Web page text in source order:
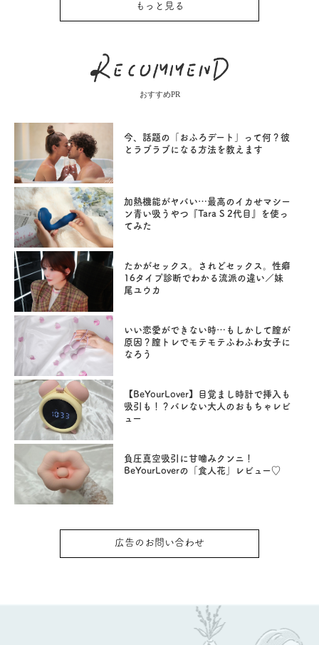
もっと見る
おすすめPR
今、話題の「おふろデート」って何？彼
とラブラブになる方法を教えます
加熱機能がヤバい…最高のイカせマシー
ン青い吸うやつ『Tara S 2代目』を使っ
てみた
たかがセックス。されどセックス。性癖
16タイプ診断でわかる流派の違い／妹
尾ユウカ
いい恋愛ができない時…もしかして膣が
原因？膣トレでモテモテふわふわ女子に
なろう
【BeYourLover】目覚まし時計で挿入も
吸引も！？バレない大人のおもちゃレビ
ュー
負圧真空吸引に甘噛みクンニ！
BeYourLoverの「食人花」レビュー♡
広告のお問い合わせ